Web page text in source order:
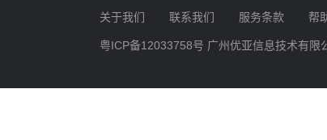
关于我们 联系我们 服务条款 帮
粤ICP备12033758号 广州优亚信息技术有